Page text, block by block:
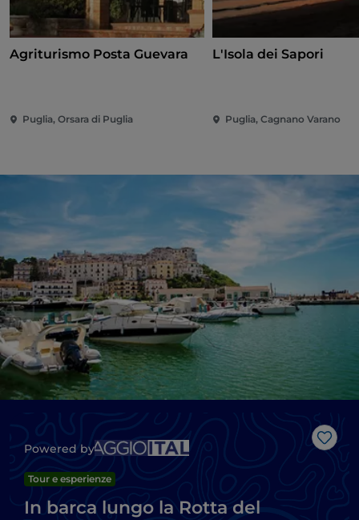
Agriturismo Posta Guevara
Puglia, Orsara di Puglia
L'Isola dei Sapori
Puglia, Cagnano Varano
Like
Powered by
Tour e esperienze
In barca lungo la Rotta del